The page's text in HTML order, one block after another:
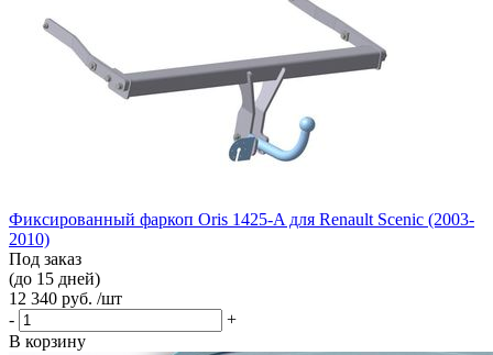
Фиксированный фаркоп Oris 1425-A для Renault Scenic (2003-
2010)
Под заказ
(до 15 дней)
12 340 руб. /шт
-
+
В корзину